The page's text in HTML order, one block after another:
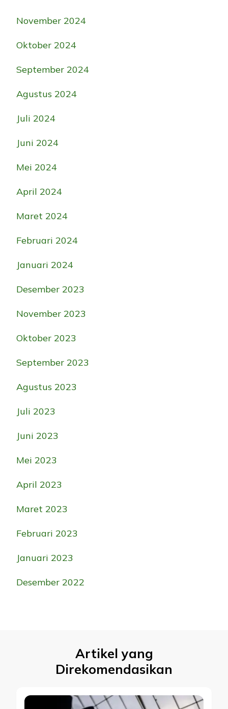
November 2024
Oktober 2024
September 2024
Agustus 2024
Juli 2024
Juni 2024
Mei 2024
April 2024
Maret 2024
Februari 2024
Januari 2024
Desember 2023
November 2023
Oktober 2023
September 2023
Agustus 2023
Juli 2023
Juni 2023
Mei 2023
April 2023
Maret 2023
Februari 2023
Januari 2023
Desember 2022
Artikel yang
Direkomendasikan